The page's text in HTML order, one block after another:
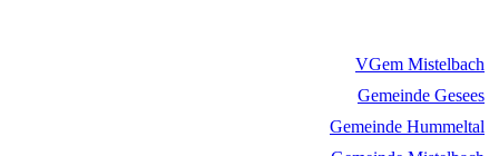
VGem Mistelbach
Gemeinde Gesees
Gemeinde Hummeltal